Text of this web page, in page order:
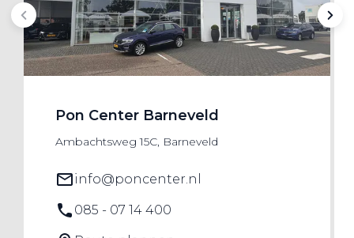
Pon Center Barneveld
Ambachtsweg 15C, Barneveld
info@poncenter.nl
085 - 07 14 400